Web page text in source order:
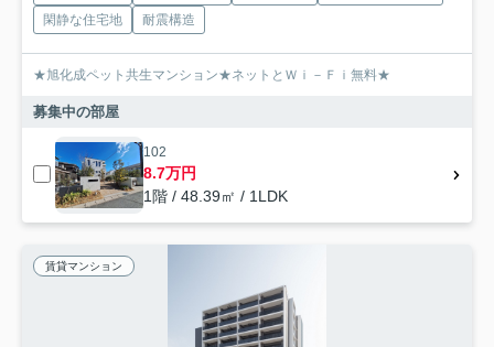
閑静な住宅地
耐震構造
★旭化成ペット共生マンション★ネットとＷｉ－Ｆｉ無料★
募集中の部屋
102
8.7万円
1階 / 48.39㎡ / 1LDK
賃貸マンション